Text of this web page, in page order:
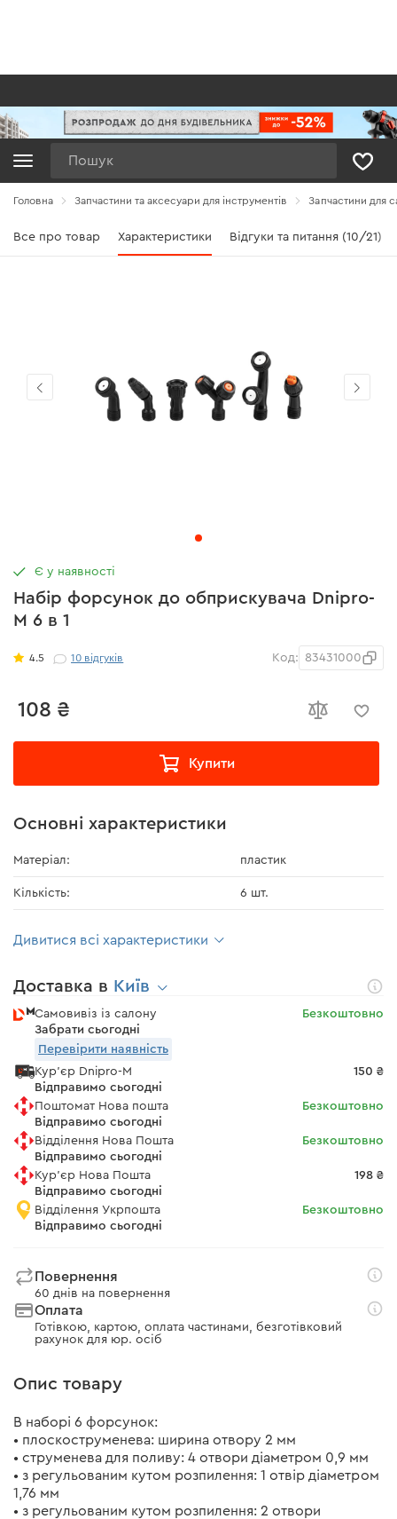
Головна Запчастини та аксесуари для інструментів Запчастини для
Все про товар Характеристики Відгуки та питання (10/21)
Набір форсунок до обприскувача Dnipro-
M 6 в 1
4.5 10 відгуків Код: 83431000
108 ₴
Купити
Є у наявності
Основні характеристики
Матеріал: пластик
Кількість: 6 шт.
Дивитися всі характеристики
Доставка в Київ
Самовивіз із салону
Забрати сьогодні
Безкоштовно
Перевірити наявність
Кур'єр Dnipro-M
Відправимо сьогодні
150 ₴
Поштомат Нова пошта
Відправимо сьогодні
Безкоштовно
Відділення Нова Пошта
Відправимо сьогодні
Безкоштовно
Кур'єр Нова Пошта
Відправимо сьогодні
198 ₴
Відділення Укрпошта
Відправимо сьогодні
Безкоштовно
Повернення
60 днів на повернення
Оплата
Готівкою, картою, оплата частинами, безготівковий
рахунок для юр. осіб
Опис товару
В наборі 6 форсунок:
• плоскоструменева: ширина отвору 2 мм
• струменева для поливу: 4 отвори діаметром 0,9 мм
• з регульованим кутом розпилення: 1 отвір діаметром
1,76 мм
• з регульованим кутом розпилення: 2 отвори